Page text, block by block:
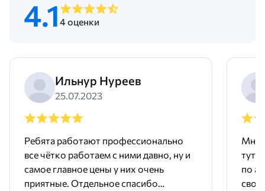
4.1 4 оценки
Ильнур Нуреев
25.07.2023
Ребята работают профессионально
все чётко работаем с ними давно, ну и
самое главное цены у них очень
приятные. Отдельное спасибо
Мне
тут
по